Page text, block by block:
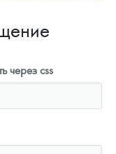
через css